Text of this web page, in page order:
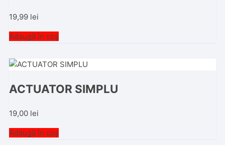
19,99 lei
Adaugă în coș
ACTUATOR SIMPLU
19,00 lei
Adaugă în coș